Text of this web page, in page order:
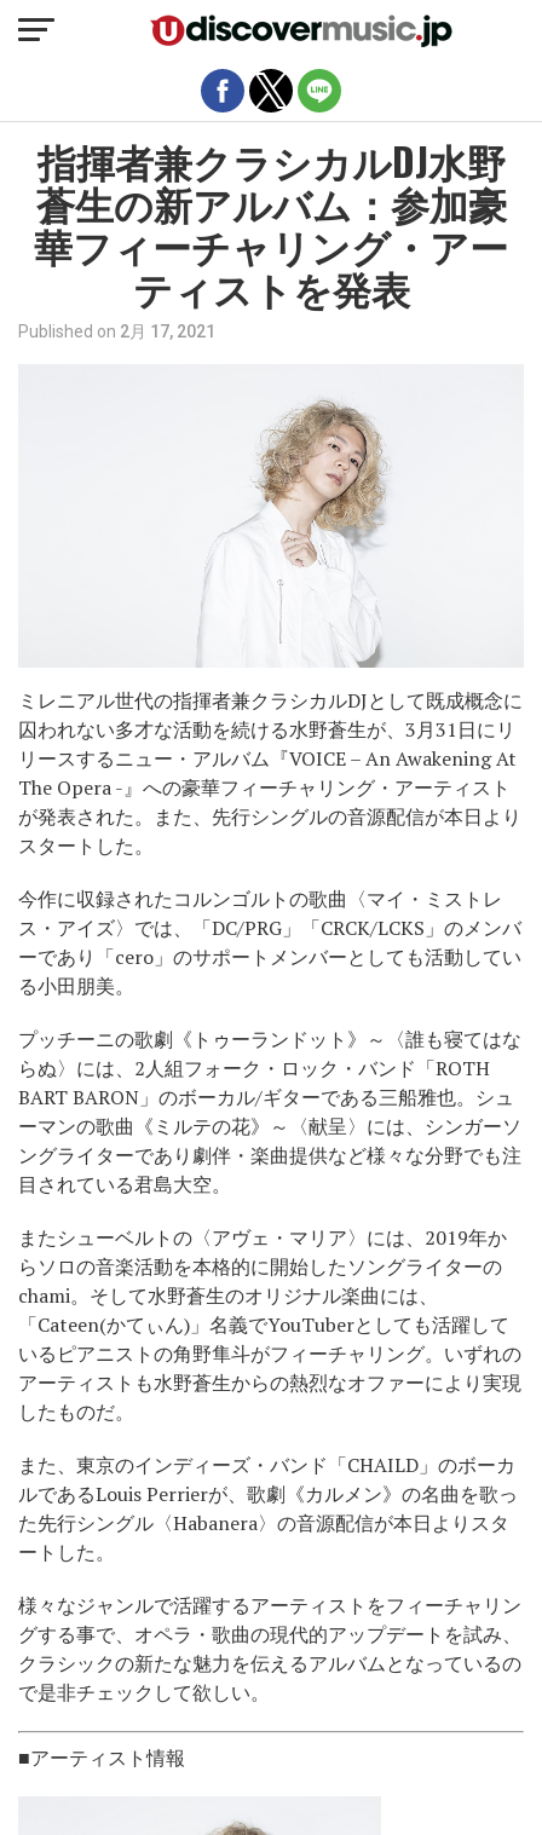
指揮者兼クラシカルDJ水野
蒼生の新アルバム：参加豪
華フィーチャリング・アー
ティストを発表
Published on 2月 17, 2021
ミレニアル世代の指揮者兼クラシカルDJとして既成概念に
囚われない多才な活動を続ける水野蒼生が、3月31日にリ
リースするニュー・アルバム『VOICE – An Awakening At
The Opera -』への豪華フィーチャリング・アーティスト
が発表された。また、先行シングルの音源配信が本日より
スタートした。
今作に収録されたコルンゴルトの歌曲〈マイ・ミストレ
ス・アイズ〉では、「DC/PRG」「CRCK/LCKS」のメンバ
ーであり「cero」のサポートメンバーとしても活動してい
る小田朋美。
プッチーニの歌劇《トゥーランドット》～〈誰も寝てはな
らぬ〉には、2人組フォーク・ロック・バンド「ROTH
BART BARON」のボーカル/ギターである三船雅也。シュ
ーマンの歌曲《ミルテの花》～〈献呈〉には、シンガーソ
ングライターであり劇伴・楽曲提供など様々な分野でも注
目されている君島大空。
またシューベルトの〈アヴェ・マリア〉には、2019年か
らソロの音楽活動を本格的に開始したソングライターの
chami。そして水野蒼生のオリジナル楽曲には、
「Cateen(かてぃん)」名義でYouTuberとしても活躍して
いるピアニストの角野隼斗がフィーチャリング。いずれの
アーティストも水野蒼生からの熱烈なオファーにより実現
したものだ。
また、東京のインディーズ・バンド「CHAILD」のボーカ
ルであるLouis Perrierが、歌劇《カルメン》の名曲を歌っ
た先行シングル〈Habanera〉の音源配信が本日よりスタ
ートした。
様々なジャンルで活躍するアーティストをフィーチャリン
グする事で、オペラ・歌曲の現代的アップデートを試み、
クラシックの新たな魅力を伝えるアルバムとなっているの
で是非チェックして欲しい。
■アーティスト情報
モバイルバージョンを終了